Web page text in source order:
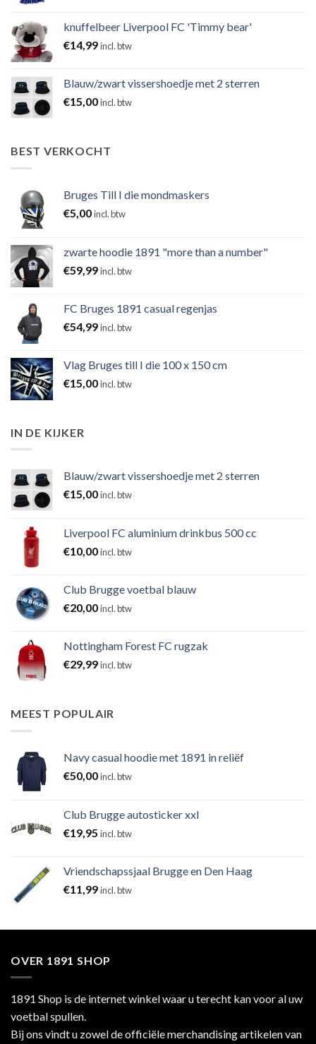
knuffelbeer Liverpool FC 'Timmy bear'
€14,99incl. btw
Blauw/zwart vissershoedje met 2 sterren
€15,00incl. btw
BEST VERKOCHT
Bruges Till I die mondmaskers
€5,00incl. btw
zwarte hoodie 1891 "more than a number"
€59,99incl. btw
FC Bruges 1891 casual regenjas
€54,99incl. btw
Vlag Bruges till I die 100 x 150 cm
€15,00incl. btw
IN DE KIJKER
Blauw/zwart vissershoedje met 2 sterren
€15,00incl. btw
Liverpool FC aluminium drinkbus 500 cc
€10,00incl. btw
Club Brugge voetbal blauw
€20,00incl. btw
Nottingham Forest FC rugzak
€29,99incl. btw
MEEST POPULAIR
Navy casual hoodie met 1891 in reliëf
€50,00incl. btw
Club Brugge autosticker xxl
€19,95 incl. btw
Vriendschapssjaal Brugge en Den Haag
€11,99incl. btw
OVER 1891 SHOP
1891 Shop is de internet winkel waar u terecht kan voor al uw
voetbal spullen.
Bij ons vindt u zowel de officiële merchandising artikelen van